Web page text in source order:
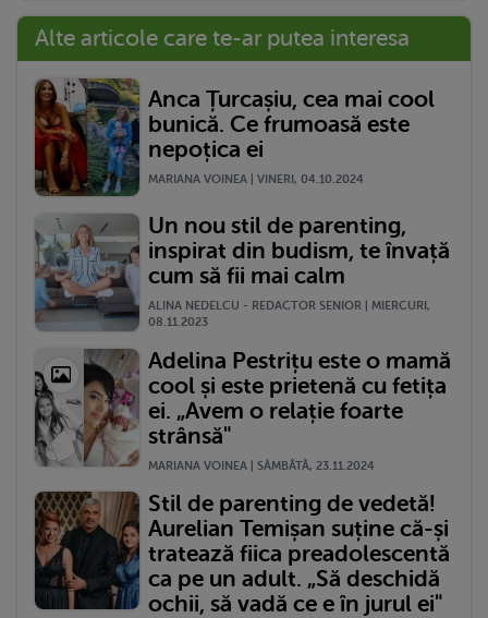
Alte articole care te-ar putea interesa
Anca Țurcașiu, cea mai cool
bunică. Ce frumoasă este
nepoțica ei
MARIANA VOINEA | VINERI, 04.10.2024
Un nou stil de parenting,
inspirat din budism, te învață
cum să fii mai calm
ALINA NEDELCU - REDACTOR SENIOR | MIERCURI,
08.11.2023
Adelina Pestrițu este o mamă
cool și este prietenă cu fetița
ei. „Avem o relație foarte
strânsă"
MARIANA VOINEA | SÂMBĂTĂ, 23.11.2024
Stil de parenting de vedetă!
Aurelian Temișan suține că-și
tratează fiica preadolescentă
ca pe un adult. „Să deschidă
ochii, să vadă ce e în jurul ei"